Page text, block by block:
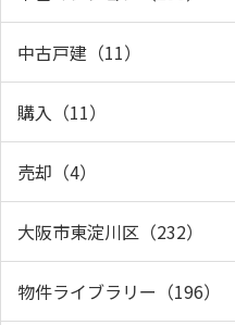
中古戸建（11）
購入（11）
売却（4）
大阪市東淀川区（232）
物件ライブラリー（196）